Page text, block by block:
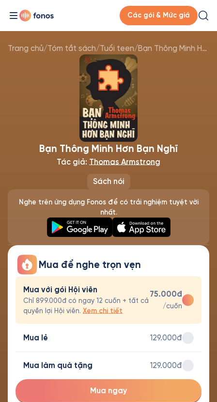
Các gói & Mức giá
Trang chủ/Tóm tắt sách/Tuổi teen/ Bạn Thông Minh Hơn Bạn Nghĩ
Sách nói
Bạn Thông Minh Hơn Bạn Nghĩ
Tác giả: Thomas Armstrong
Nghe trên ứng dụng Fonos để có trải nghiệm tuyệt vời
nhất.
Mua để nghe trọn vẹn
Mua với gói Hội viên
Chỉ 899.000đ có ngay 12 cuốn + tất cả
quyền lợi Hội viên. Xem chi tiết
75.000đ
/cuốn
Mua lẻ 129.000đ
Mua làm quà tặng 129.000đ
Mua ngay